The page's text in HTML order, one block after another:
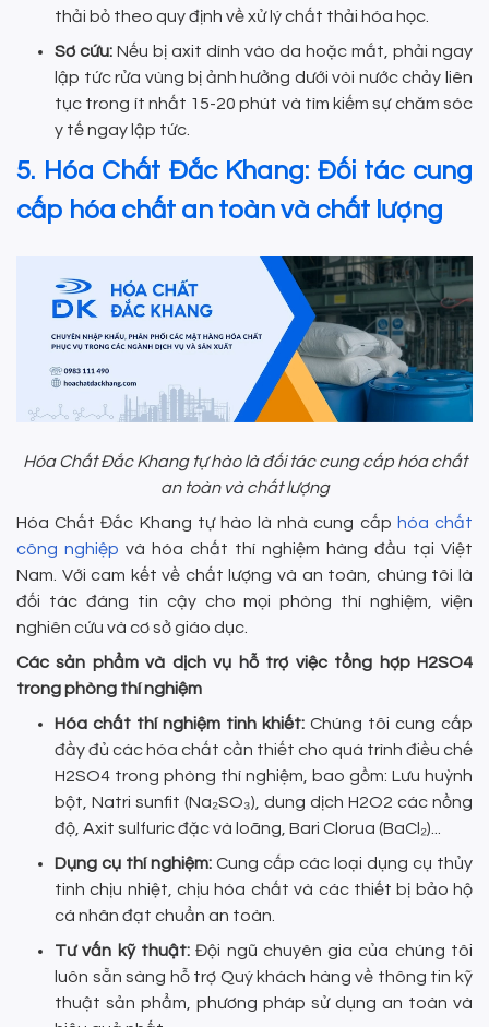
thải bỏ theo quy định về xử lý chất thải hóa học.
Sơ cứu: Nếu bị axit dính vào da hoặc mắt, phải ngay
lập tức rửa vùng bị ảnh hưởng dưới vòi nước chảy liên
tục trong ít nhất 15-20 phút và tìm kiếm sự chăm sóc
y tế ngay lập tức.
5. Hóa Chất Đắc Khang: Đối tác cung
cấp hóa chất an toàn và chất lượng
Hóa Chất Đắc Khang tự hào là đối tác cung cấp hóa chất
an toàn và chất lượng
Hóa Chất Đắc Khang tự hào là nhà cung cấp hóa chất
công nghiệp và hóa chất thí nghiệm hàng đầu tại Việt
Nam. Với cam kết về chất lượng và an toàn, chúng tôi là
đối tác đáng tin cậy cho mọi phòng thí nghiệm, viện
nghiên cứu và cơ sở giáo dục.
Các sản phẩm và dịch vụ hỗ trợ việc tổng hợp H2SO4
trong phòng thí nghiệm
Hóa chất thí nghiệm tinh khiết: Chúng tôi cung cấp
đầy đủ các hóa chất cần thiết cho quá trình điều chế
H2SO4 trong phòng thí nghiệm, bao gồm: Lưu huỳnh
bột, Natri sunfit (Na₂SO₃), dung dịch H2O2 các nồng
độ, Axit sulfuric đặc và loãng, Bari Clorua (BaCl₂)...
Dụng cụ thí nghiệm: Cung cấp các loại dụng cụ thủy
tinh chịu nhiệt, chịu hóa chất và các thiết bị bảo hộ
cá nhân đạt chuẩn an toàn.
Tư vấn kỹ thuật:Đội ngũ chuyên gia của chúng tôi
luôn sẵn sàng hỗ trợ Quý khách hàng về thông tin kỹ
thuật sản phẩm, phương pháp sử dụng an toàn và